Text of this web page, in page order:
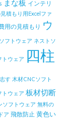
まな板 インテリ
積もり用Excelファ
用の見積もり ウ
フトウェア ネストソ
トウェア 四柱
す 木材CNCソフト
トウェア 板材切断
ソフトウェア 無料の
ア 飛散防止 黄色い